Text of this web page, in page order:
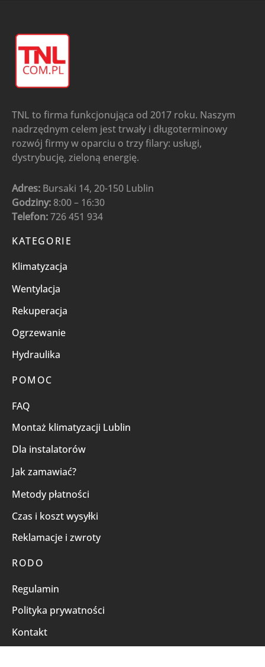
TNL to firma funkcjonująca od 2017 roku. Naszym
nadrzędnym celem jest trwały i długoterminowy
rozwój firmy w oparciu o trzy filary: usługi,
dystrybucję, zieloną energię.
Adres: Bursaki 14, 20-150 Lublin
Godziny: 8:00 – 16:30
Telefon:726 451 934
KATEGORIE
Klimatyzacja
Wentylacja
Rekuperacja
Ogrzewanie
Hydraulika
POMOC
FAQ
Montaż klimatyzacji Lublin
Dla instalatorów
Jak zamawiać?
Metody płatności
Czas i koszt wysyłki
Reklamacje i zwroty
RODO
Regulamin
Polityka prywatności
Kontakt